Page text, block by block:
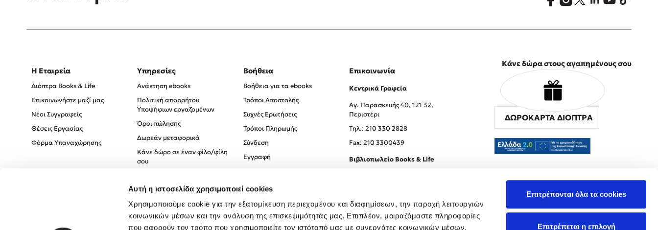
Αυτή η ιστοσελίδα χρησιμοποιεί cookies
Χρησιμοποιούμε cookie για την εξατομίκευση περιεχομένου και διαφημίσεων, την παροχή λειτουργιών
κοινωνικών μέσων και την ανάλυση της επισκεψιμότητάς μας. Επιπλέον, μοιραζόμαστε πληροφορίες
που αφορούν τον τρόπο που χρησιμοποιείτε τον ιστότοπό μας με συνεργάτες κοινωνικών μέσων,
Επιτρέπονται όλα τα cookies
Επιτρέπεται η επιλογή
Η Εταιρεία
Διόπτρα Books & Life
Επικοινωνήστε μαζί μας
Νέοι Συγγραφείς
Θέσεις Εργασίας
Φόρμα Υπαναχώρησης
Υπηρεσίες
Ανάκτηση ebooks
Πολιτική απορρήτου
Υποψήφιων εργαζομένων
Όροι πώλησης
Δωρεάν μεταφορικά
Κάνε δώρο σε έναν φίλο/φίλη
σου
Πολιτική Απορρήτου
Όροι χρήσης
Βοήθεια
Βοήθεια για τα ebooks
Τρόποι Αποστολής
Συχνές Ερωτήσεις
Τρόποι Πληρωμής
Σύνδεση
Εγγραφή
Επικοινωνία
Κεντρικά Γραφεία
Αγ. Παρασκευής 40, 121 32,
Περιστέρι
Tηλ.: 210 330 2828
Fax: 210 3300439
Βιβλιοπωλείο Books & Life
Κάνε δώρα στους αγαπημένους σου
ΔΩΡΟΚΑΡΤΑ ΔΙΟΠΤΡΑ